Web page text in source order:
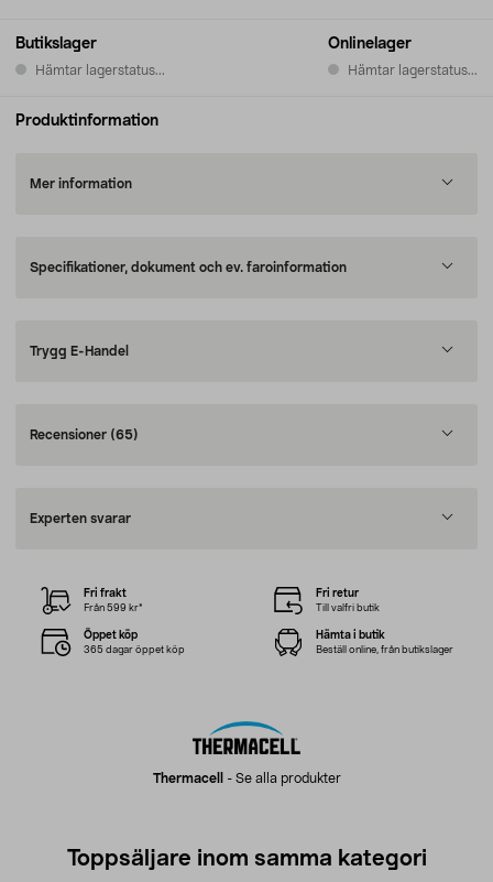
Butikslager
Hämtar lagerstatus...
Onlinelager
Hämtar lagerstatus...
Produktinformation
Mer information
Specifikationer, dokument och ev. faroinformation
Trygg E-Handel
Recensioner (65)
Experten svarar
Thermacell - Se alla produkter
Fri frakt
Från 599 kr*
Fri retur
Till valfri butik
Öppet köp
365 dagar öppet köp
Hämta i butik
Beställ online, från butikslager
Toppsäljare inom samma kategori